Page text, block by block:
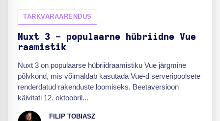
TARKVARAARENDUS
Nuxt 3 - populaarne hübriidne Vue
raamistik
Nuxt 3 on populaarse hübriidraamistiku Vue järgmine
põlvkond, mis võimaldab kasutada Vue-d serveripoolsete
renderdatud rakenduste loomiseks. Beetaversioon
käivitati 12. oktoobril...
FILIP TOBIASZ